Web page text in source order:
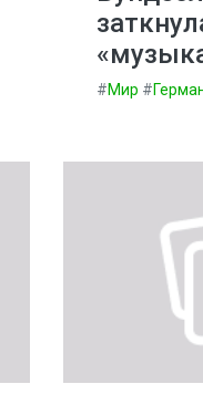
#Мир #